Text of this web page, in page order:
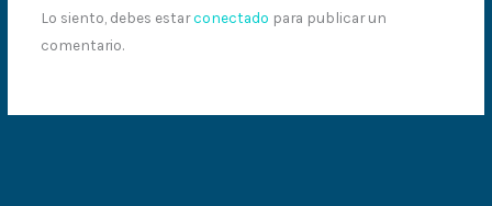
Lo siento, debes estarconectado para publicar un
comentario.